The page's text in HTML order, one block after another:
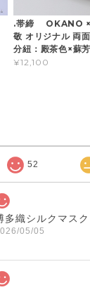
.帯締 OKANO
敬 オリジナル 両
分紐：殿茶色×蘇
¥12,100
52
多織シルクマス
05/05